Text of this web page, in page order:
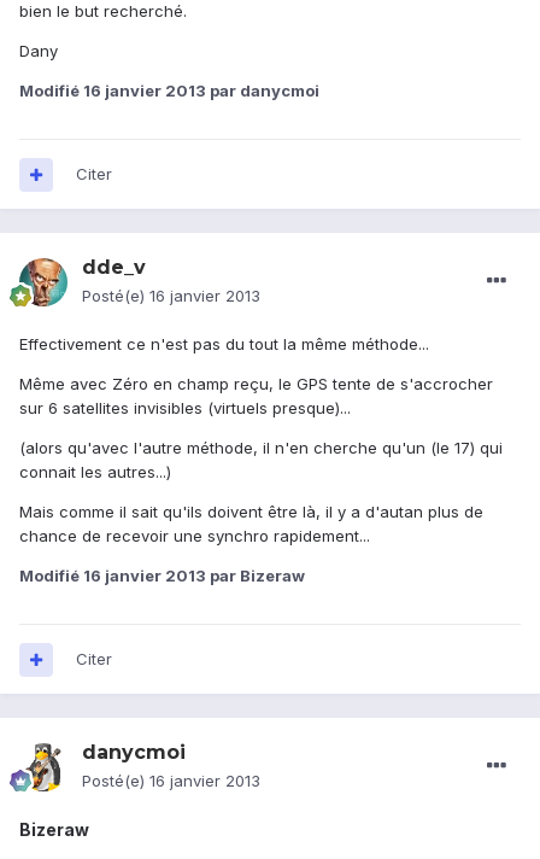
bien le but recherché.
Dany
Modifié 16 janvier 2013 par danycmoi
Citer
dde_v
Posté(e) 16 janvier 2013
Effectivement ce n'est pas du tout la même méthode...
Même avec Zéro en champ reçu, le GPS tente de s'accrocher
sur 6 satellites invisibles (virtuels presque)...
(alors qu'avec l'autre méthode, il n'en cherche qu'un (le 17) qui
connait les autres...)
Mais comme il sait qu'ils doivent être là, il y a d'autan plus de
chance de recevoir une synchro rapidement...
Modifié 16 janvier 2013 par Bizeraw
Citer
danycmoi
Posté(e) 16 janvier 2013
Bizeraw